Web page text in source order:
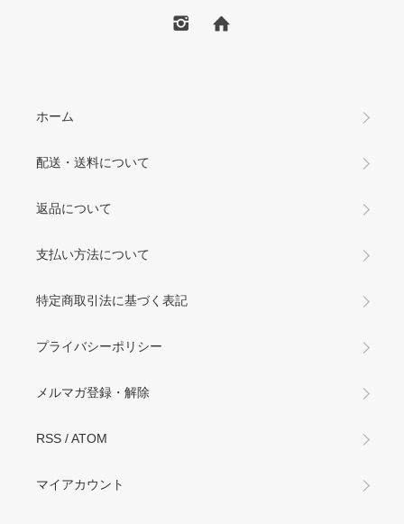
ホーム
配送・送料について
返品について
支払い方法について
特定商取引法に基づく表記
プライバシーポリシー
メルマガ登録・解除
RSS /ATOM
マイアカウント